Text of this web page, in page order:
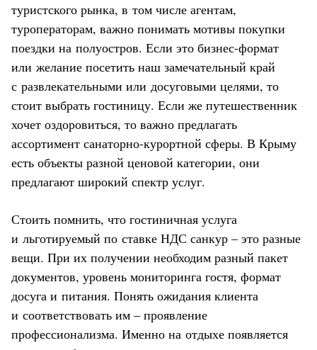
туристского рынка, в том числе агентам,
туроператорам, важно понимать мотивы покупки
поездки на полуостров. Если это бизнес-формат
или желание посетить наш замечательный край
с развлекательными или досуговыми целями, то
стоит выбрать гостиницу. Если же путешественник
хочет оздоровиться, то важно предлагать
ассортимент санаторно-курортной сферы. В Крыму
есть объекты разной ценовой категории, они
предлагают широкий спектр услуг.
Стоить помнить, что гостиничная услуга
и льготируемый по ставке НДС санкур – это разные
вещи. При их получении необходим разный пакет
документов, уровень мониторинга гостя, формат
досуга и питания. Понять ожидания клиента
и соответствовать им – проявление
профессионализма. Именно на отдыхе появляется